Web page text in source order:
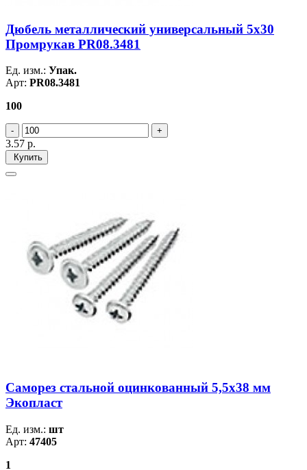
Дюбель металлический универсальный 5х30
Промрукав PR08.3481
Ед. изм.: Упак.
Арт: PR08.3481
100
3.57 р.
Купить
Саморез стальной оцинкованный 5,5x38 мм
Экопласт
Ед. изм.: шт
Арт: 47405
1